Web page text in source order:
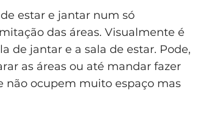
estar e jantar num só
das áreas. Visualmente é
de jantar e a sala de estar. Pode,
as áreas ou até mandar fazer
não ocupem muito espaço mas